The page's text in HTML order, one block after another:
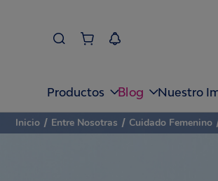
Productos Blog Nuestro
Inicio / Entre Nosotras / Cuidado Femenino